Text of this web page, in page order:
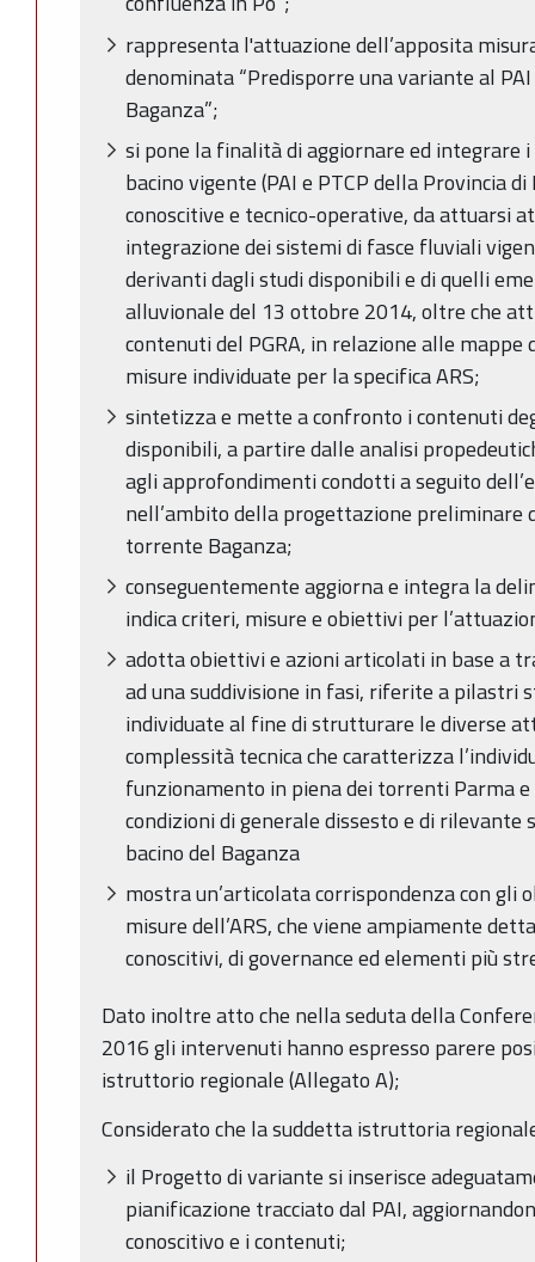
rappresenta l'attuazione dell’apposita
denominata “Predisporre una variante al
Baganza”;
si pone la finalità di aggiornare ed integrare
bacino vigente (PAI e PTCP della Provincia
conoscitive e tecnico-operative, da attuarsi
integrazione dei sistemi di fasce fluviali
derivanti dagli studi disponibili e di quelli
alluvionale del 13 ottobre 2014, oltre che
contenuti del PGRA, in relazione alle mappe
misure individuate per la specifica ARS;
sintetizza e mette a confronto i contenuti
disponibili, a partire dalle analisi
agli approfondimenti condotti a seguito
nell’ambito della progettazione preliminare
torrente Baganza;
conseguentemente aggiorna e integra la
indica criteri, misure e obiettivi per
adotta obiettivi e azioni articolati in base a
ad una suddivisione in fasi, riferite a pilastri
individuate al fine di strutturare le diverse
complessità tecnica che caratterizza
funzionamento in piena dei torrenti Parma e
condizioni di generale dissesto e di
bacino del Baganza
mostra un’articolata corrispondenza con gli
misure dell’ARS, che viene ampiamente
conoscitivi, di governance ed elementi più
Dato inoltre atto che nella seduta della
2016 gli intervenuti hanno espresso parere
istruttorio regionale (Allegato A);
Considerato che la suddetta istruttoria
il Progetto di variante si inserisce
pianificazione tracciato dal PAI,
conoscitivo e i contenuti;